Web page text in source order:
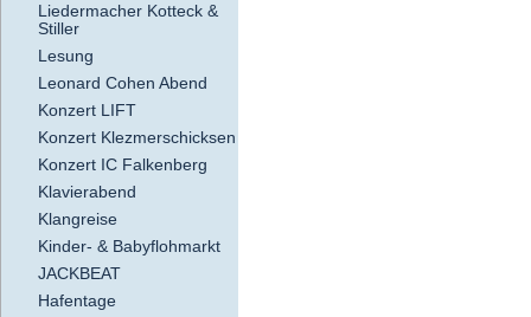
Liedermacher Kotteck &
Stiller
Lesung
Leonard Cohen Abend
Konzert LIFT
Konzert Klezmerschicksen
Konzert IC Falkenberg
Klavierabend
Klangreise
Kinder- & Babyflohmarkt
JACKBEAT
Hafentage